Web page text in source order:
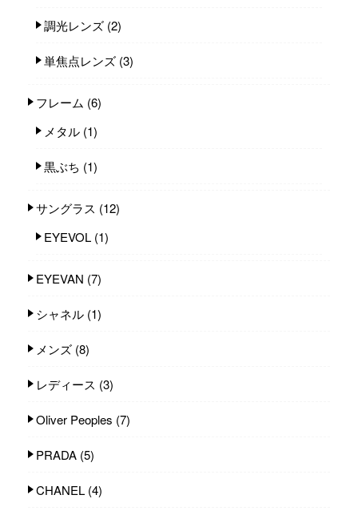
調光レンズ (2)
単焦点レンズ (3)
フレーム (6)
メタル (1)
黒ぶち (1)
サングラス (12)
EYEVOL (1)
EYEVAN (7)
シャネル (1)
メンズ (8)
レディース (3)
Oliver Peoples (7)
PRADA (5)
CHANEL (4)